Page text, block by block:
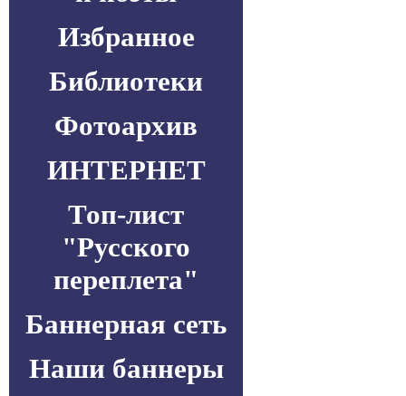
Избранное
Библиотеки
Фотоархив
ИНТЕРНЕТ
Топ-лист
"Русского
переплета"
Баннерная сеть
Наши баннеры